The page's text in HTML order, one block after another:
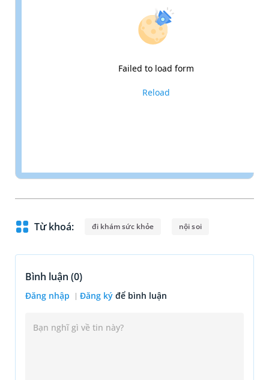
Failed to load form
Reload
Từ khoá: đi khám sức khỏe nội soi
Bình luận (0)
Đăng nhập Đăng ký để bình luận